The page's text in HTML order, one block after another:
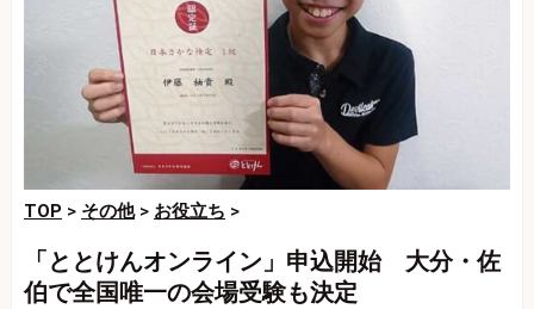
TOP > その他> お役立ち >
「ととけんオンライン」申込開始 大分・佐
伯で全国唯一の会場受験も決定